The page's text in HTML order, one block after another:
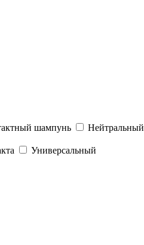
шампунь
Нейтральный
Универсальный